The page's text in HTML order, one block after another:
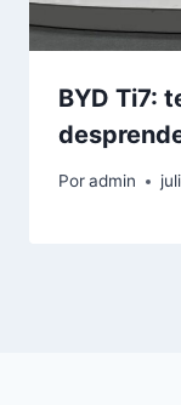
BYD Ti7:
Poradmin